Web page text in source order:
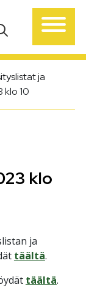
ja
klo 10
klo
ja
täältä.
täältä.